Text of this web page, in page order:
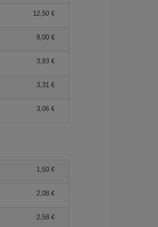
12,50 €
8,00 €
3,93 €
3,31 €
3,06 €
1,50 €
2,08 €
2,58 €